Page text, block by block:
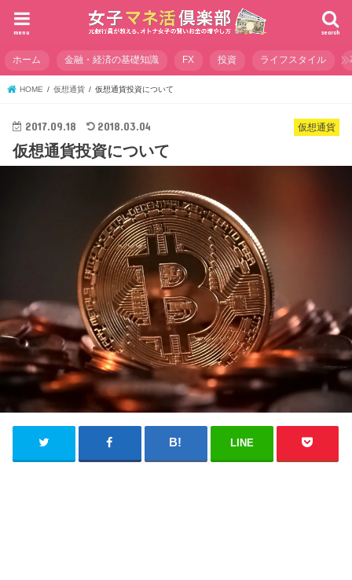
search
menu
ホーム 金融・経済の基礎知識 FX 投資 ライフスタイル
HOME 仮想通貨 仮想通貨投資について
仮想通貨
2017.09.18 2018.03.04
仮想通貨投資について
LINE